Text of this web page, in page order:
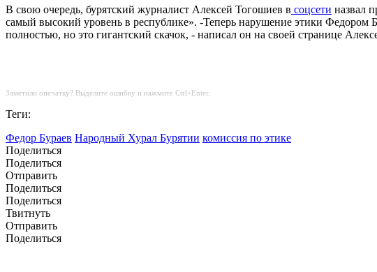
В свою очередь, бурятский журналист Алексей Тогошиев в соцсети назвал
самый высокий уровень в республике». -Теперь нарушение этики Федором
полностью, но это гигантский скачок, - написал он на своей странице
Заметили опечатку? Выделите ошибку и нажмите Ctrl+Enter.
Теги:
Федор Бураев Народный Хурал Бурятии комиссия по этике
Поделиться
Поделиться
Отправить
Поделиться
Поделиться
Твитнуть
Отправить
Поделиться